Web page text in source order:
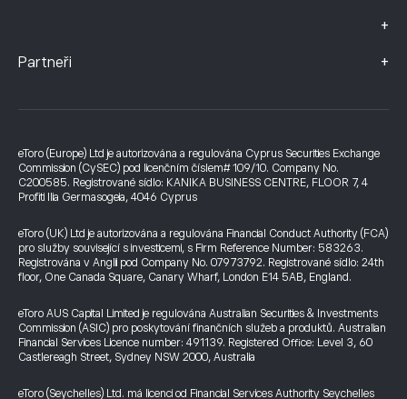
+
Partneři +
eToro (Europe) Ltd je autorizována a regulována Cyprus Securities Exchange
Commission (CySEC) pod licenčním číslem# 109/10. Company No.
C200585. Registrované sídlo: KANIKA BUSINESS CENTRE, FLOOR 7, 4
Profiti Ilia Germasogeia, 4046 Cyprus
eToro (UK) Ltd je autorizována a regulována Financial Conduct Authority (FCA)
pro služby související s investicemi, s Firm Reference Number: 583263.
Registrována v Anglii pod Company No. 07973792. Registrované sídlo: 24th
floor, One Canada Square, Canary Wharf, London E14 5AB, England.
eToro AUS Capital Limited je regulována Australian Securities & Investments
Commission (ASIC) pro poskytování finančních služeb a produktů. Australian
Financial Services Licence number: 491139. Registered Office: Level 3, 60
Castlereagh Street, Sydney NSW 2000, Australia
eToro (Seychelles) Ltd. má licenci od Financial Services Authority Seychelles